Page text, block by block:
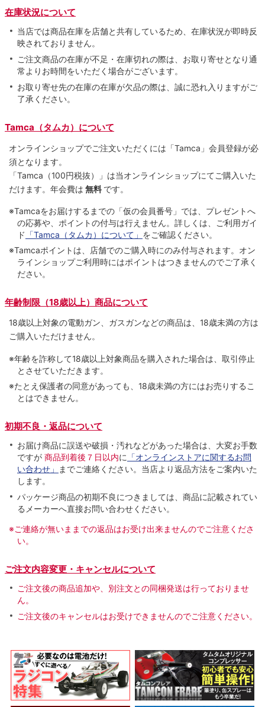
在庫状況について
当店では商品在庫を店舗と共有しているため、在庫状況が即時反
映されておりません。
ご注文商品の在庫が不足・在庫切れの際は、お取り寄せとなり通
常よりお時間をいただく場合がございます。
お取り寄せ先の在庫の在庫が欠品の際は、誠に恐れ入りますがご
了承ください。
Tamca（タムカ）について
オンラインショップでご注⽂いただくには「Tamca」会員登録が必
須となります。
「Tamca （100円税抜）
」は当オンラインショップにてご購⼊いた
だけます。 年会費は 無料 です。
※Tamcaをお届けするまでの「仮の会員番号」では、プレゼントへ
の応募や、ポイントの付与は⾏えません。詳しくは、ご利⽤ガイ
ド 「Tamca（タムカ）について」 をご確認ください。
※Tamcaポイントは、店舗でのご購⼊時にのみ付与されます。オン
ラインショップご利用時にはポイントはつきませんのでご了承く
ださい。
年齢制限（18歳以上）商品について
18歳以上対象の電動ガン、ガスガンなどの商品は、18歳未満の方は
ご購入いただけません。
※年齢を詐称して18歳以上対象商品を購入された場合は、取引停止
とさせていただきます。
※たとえ保護者の同意があっても、18歳未満の方にはお売りするこ
とはできません。
初期不良・返品について
お届け商品に誤送や破損・汚れなどがあった場合は、大変お手数
ですが 商品到着後７日以内に 「オンラインストアに関するお問
い合わせ」
までご連絡ください。当店より返品方法をご案内いた
します。
パッケージ商品の初期不良につきましては、商品に記載されてい
るメーカーへ直接お問い合わせください。
※ご連絡が無いままでの返品はお受け出来ませんのでご注意くださ
い。
ご注文内容変更・キャンセルについて
ご注文後の商品追加や、別注文との同梱発送は行っておりませ
ん。
ご注文後のキャンセルはお受けできませんのでご注意ください。